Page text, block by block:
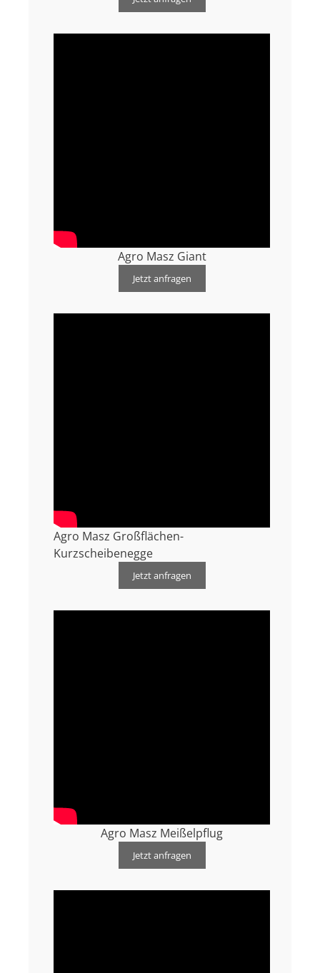
Agro Masz Giant
Jetzt anfragen
Agro Masz Großflächen-
Kurzscheibenegge
Jetzt anfragen
Agro Masz Meißelpflug
Jetzt anfragen